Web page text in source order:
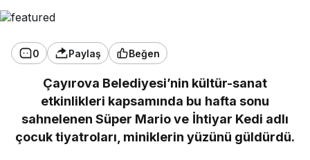
0 Paylaş Beğen
Çayırova Belediyesi’nin kültür-sanat
etkinlikleri kapsamında bu hafta sonu
sahnelenen Süper Mario ve İhtiyar Kedi adlı
çocuk tiyatroları, miniklerin yüzünü güldürdü.